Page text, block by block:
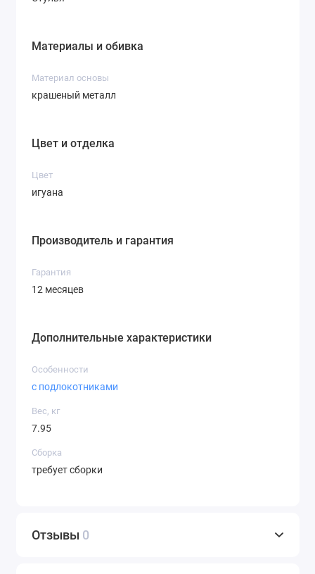
Материалы и обивка
Материал основы
крашеный металл
Цвет и отделка
Цвет
игуана
Производитель и гарантия
Гарантия
12 месяцев
Дополнительные характеристики
Особенности
с подлокотниками
Вес, кг
7.95
Сборка
требует сборки
Отзывы 0